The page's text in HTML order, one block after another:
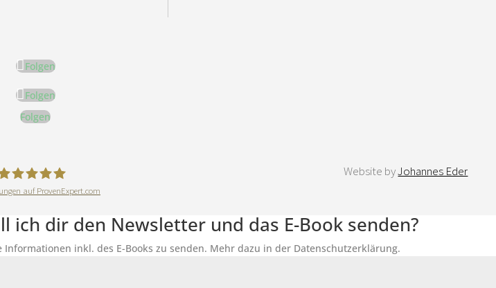
Folgen
Folgen
Folgen
DeineErnährungAkademie
auf ProvenExpert.com
Website byJohannes Eder
dir den Newsletter und das E-Book senden?
inkl. des E-Books zu senden. Mehr dazu in der Datenschutzerklärung.